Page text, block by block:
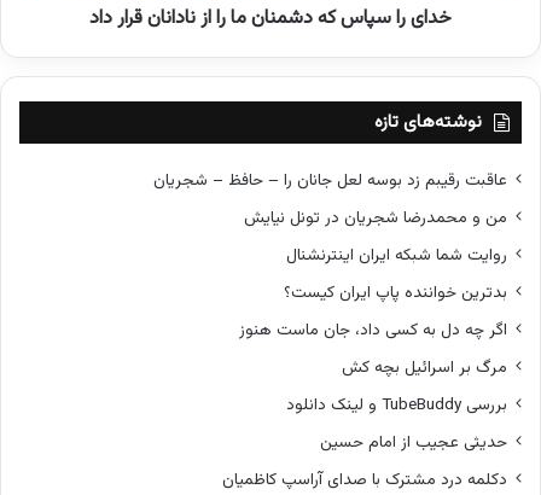
ا
ل
ن
ژ
د
ش
م
ن
ن
م
ر
ا
ز
ن
د
ا
خدای را سپاس که دشمنان ما را از نادانان قرار داد
نوشته‌های تازه
عاقبت رقیبم زد بوسه لعل جانان را – حافظ – شجریان
من و محمدرضا شجریان در تونل نیایش
روایت شما شبکه ایران اینترنشنال
بدترین خواننده پاپ ایران کیست؟
اگر چه دل به کسی داد، جان ماست هنوز
مرگ بر اسرائیل بچه کش
بررسی TubeBuddy و لینک دانلود
حدیثی عجیب از امام حسین
دکلمه درد مشترک با صدای آراسپ کاظمیان